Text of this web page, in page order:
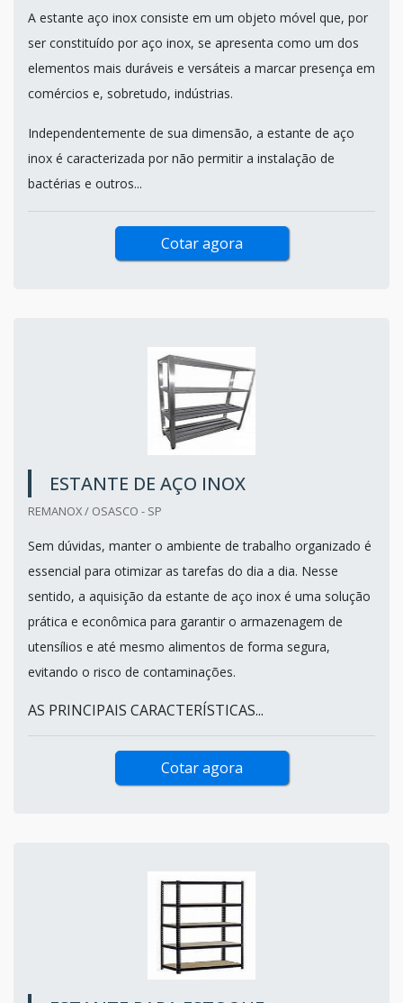
A estante aço inox consiste em um objeto móvel que, por
ser constituído por aço inox, se apresenta como um dos
elementos mais duráveis e versáteis a marcar presença em
comércios e, sobretudo, indústrias.
Independentemente de sua dimensão, a estante de aço
inox é caracterizada por não permitir a instalação de
bactérias e outros...
Cotar agora
ESTANTE DE AÇO INOX
REMANOX / OSASCO - SP
Sem dúvidas, manter o ambiente de trabalho organizado é
essencial para otimizar as tarefas do dia a dia. Nesse
sentido, a aquisição da estante de aço inox é uma solução
prática e econômica para garantir o armazenagem de
utensílios e até mesmo alimentos de forma segura,
evitando o risco de contaminações.
AS PRINCIPAIS CARACTERÍSTICAS...
Cotar agora